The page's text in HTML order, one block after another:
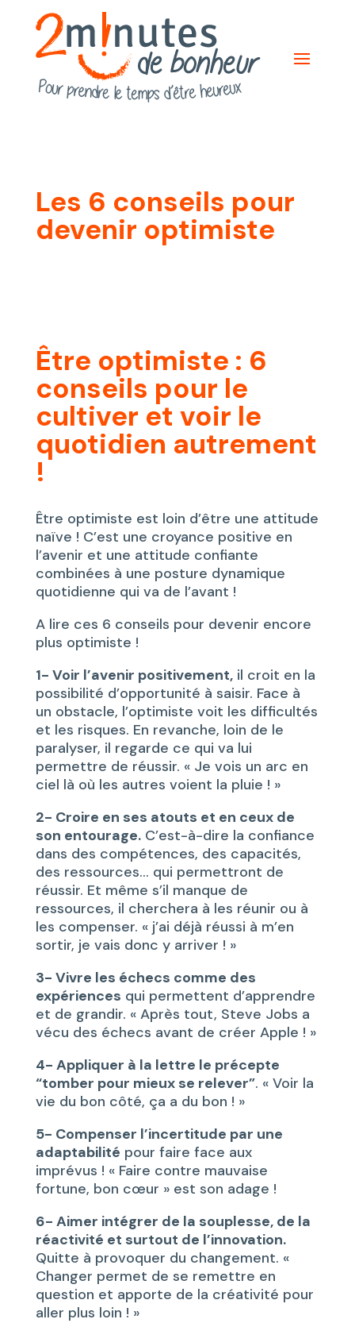
Les 6 conseils pour
devenir optimiste
Être optimiste : 6
conseils pour le
cultiver et voir le
quotidien autrement
!
Être optimiste est loin d’être une attitude
naïve ! C’est une croyance positive en
l’avenir et une attitude confiante
combinées à une posture dynamique
quotidienne qui va de l’avant !
A lire ces 6 conseils pour devenir encore
plus optimiste !
1- Voir l’avenir positivement,il croit en la
possibilité d’opportunité à saisir. Face à
un obstacle, l’optimiste voit les difficultés
et les risques. En revanche, loin de le
paralyser, il regarde ce qui va lui
permettre de réussir. « Je vois un arc en
ciel là où les autres voient la pluie ! »
2- Croire en ses atouts et en ceux de
son entourage.C’est-à-dire la confiance
dans des compétences, des capacités,
des ressources… qui permettront de
réussir. Et même s’il manque de
ressources, il cherchera à les réunir ou à
les compenser. « j’ai déjà réussi à m’en
sortir, je vais donc y arriver ! »
3- Vivre les échecs comme des
expériences qui permettent d’apprendre
et de grandir. « Après tout, Steve Jobs a
vécu des échecs avant de créer Apple ! »
4- Appliquer à la lettre le précepte
“tomber pour mieux se relever”. « Voir la
vie du bon côté, ça a du bon ! »
5- Compenser l’incertitude par une
adaptabilité pour faire face aux
imprévus ! « Faire contre mauvaise
fortune, bon cœur » est son adage !
6- Aimer intégrer de la souplesse, de la
réactivité et surtout de l’innovation.
Quitte à provoquer du changement. «
Changer permet de se remettre en
question et apporte de la créativité pour
aller plus loin ! »